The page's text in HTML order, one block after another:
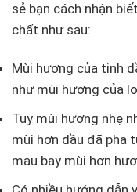
sẻ bạn cách nhận
chất như sau:
Mùi hương của tinh
như mùi hương của
Tuy mùi hương nhẹ
mùi hơn dầu đã pha
mau bay mùi hơn